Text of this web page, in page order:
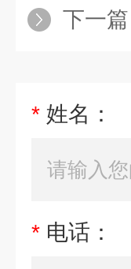
下一篇
* 姓名：
* 电话：